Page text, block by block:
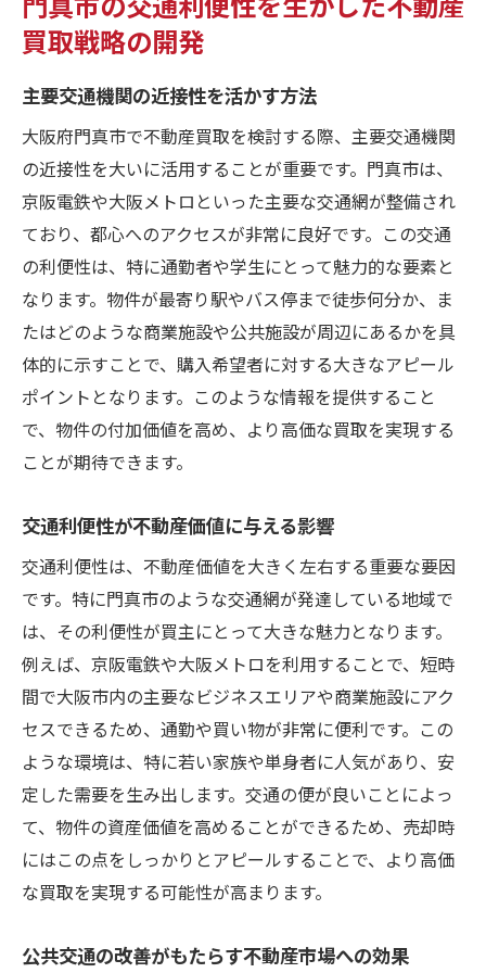
買取戦略の開発
主要交通機関の近接性を活かす方法
大阪府門真市で不動産買取を検討する際、主要交通機関
の近接性を大いに活用することが重要です。門真市は、
京阪電鉄や大阪メトロといった主要な交通網が整備され
ており、都心へのアクセスが非常に良好です。この交通
の利便性は、特に通勤者や学生にとって魅力的な要素と
なります。物件が最寄り駅やバス停まで徒歩何分か、ま
たはどのような商業施設や公共施設が周辺にあるかを具
体的に示すことで、購入希望者に対する大きなアピール
ポイントとなります。このような情報を提供すること
で、物件の付加価値を高め、より高価な買取を実現する
ことが期待できます。
交通利便性が不動産価値に与える影響
交通利便性は、不動産価値を大きく左右する重要な要因
です。特に門真市のような交通網が発達している地域で
は、その利便性が買主にとって大きな魅力となります。
例えば、京阪電鉄や大阪メトロを利用することで、短時
間で大阪市内の主要なビジネスエリアや商業施設にアク
セスできるため、通勤や買い物が非常に便利です。この
ような環境は、特に若い家族や単身者に人気があり、安
定した需要を生み出します。交通の便が良いことによっ
て、物件の資産価値を高めることができるため、売却時
にはこの点をしっかりとアピールすることで、より高価
な買取を実現する可能性が高まります。
公共交通の改善がもたらす不動産市場への効果